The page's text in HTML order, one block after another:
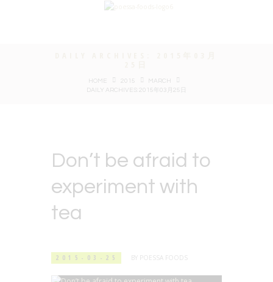
HOME 2015
MARCH
DAILY ARCHIVES: 2015年03月25日
Don’t be afraid to
experiment with
tea
2015-03-25 BY POESSA FOODS